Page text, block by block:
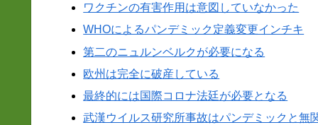
ワクチンの有害作用は意図していなかった
WHOによるパンデミック定義変更インチキ
第二のニュルンベルクが必要になる
欧州は完全に破産している
最終的には国際コロナ法廷が必要となる
武漢ウイルス研究所事故はパンデミックと無